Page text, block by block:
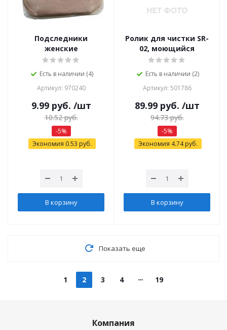
Подследники
женские
Есть в наличии (4)
Артикул: 970240
9.99руб. /шт
10.52руб.
-5%
Экономия 0.53 руб.
В корзину
Ролик для чистки SR-
02, моющийся
Есть в наличии (2)
Артикул: 501786
89.99руб. /шт
94.73руб.
-5%
Экономия 4.74руб.
В корзину
Показать еще
1 2 3 4 19
Компания